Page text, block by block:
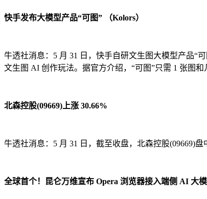
快手发布大模型产品“可图” （Kolors）
牛透社消息：5 月 31 日，快手自研文生图大模型产品“
文生图 AI 创作玩法。据官方介绍，“可图”只需 1 张图
北森控股(09669)上涨 30.66%
牛透社消息：5 月 31 日，截至收盘，北森控股(09669)盘
全球首个！昆仑万维宣布 Opera 浏览器接入端侧 AI 大